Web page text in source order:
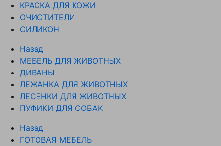
КРАСКА ДЛЯ КОЖИ
ОЧИСТИТЕЛИ
СИЛИКОН
Назад
МЕБЕЛЬ ДЛЯ ЖИВОТНЫХ
ДИВАНЫ
ЛЕЖАНКА ДЛЯ ЖИВОТНЫХ
ЛЕСЕНКИ ДЛЯ ЖИВОТНЫХ
ПУФИКИ ДЛЯ СОБАК
Назад
ГОТОВАЯ МЕБЕЛЬ